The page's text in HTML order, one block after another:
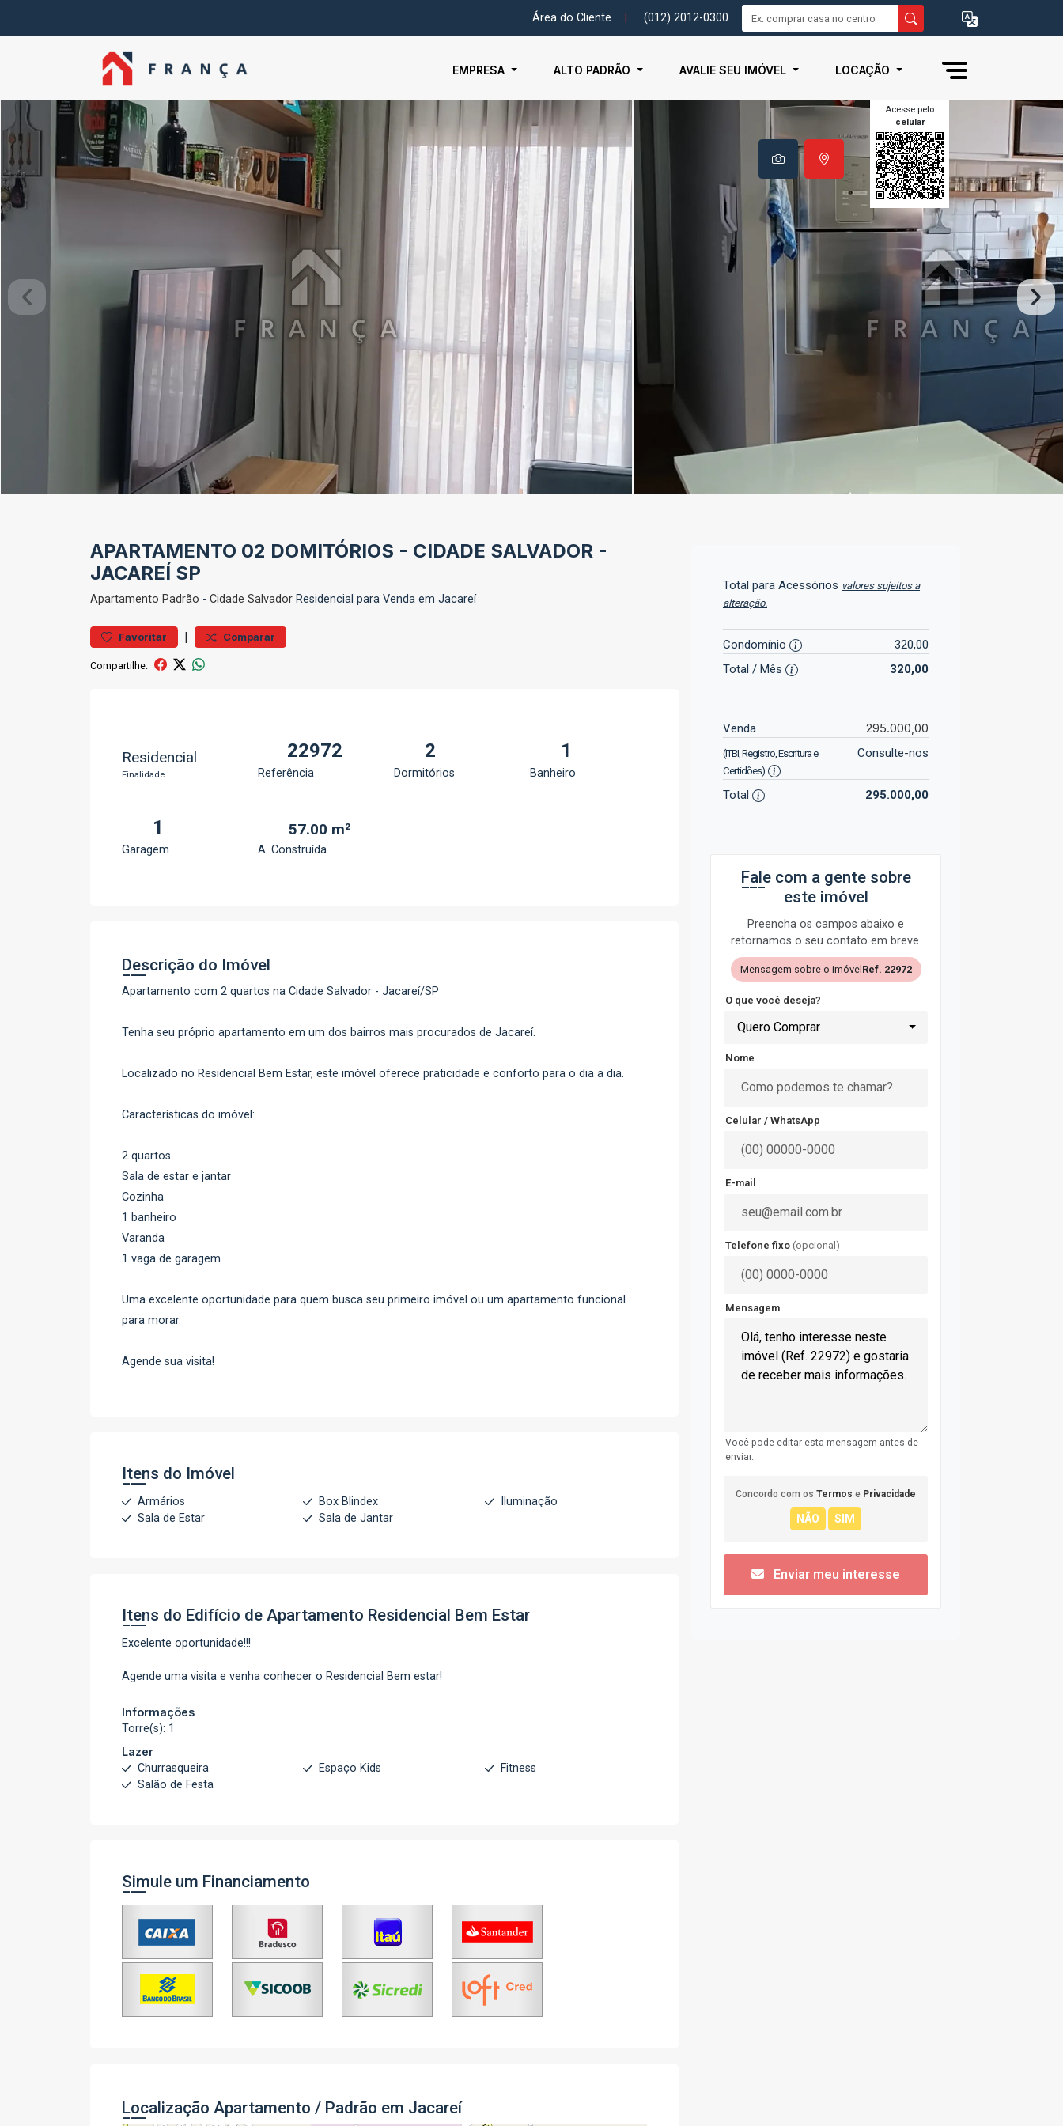
Área do Cliente (012) 2012-0300
EMPRESA ALTO PADRÃO AVALIE SEU IMÓVEL LOCAÇÃO
Acesse pelo
celular
APARTAMENTO 02 DOMITÓRIOS - CIDADE SALVADOR -
JACAREÍ SP
Apartamento Padrão - Cidade Salvador Residencial para Venda em Jacareí
Favoritar | Comparar
Compartilhe:
Residencial
Finalidade
22972
Referência
2
Dormitórios
1
Banheiro
1
Garagem
57.00 m²
A. Construída
Descrição do Imóvel
Apartamento com 2 quartos na Cidade Salvador - Jacareí/SP
Tenha seu próprio apartamento em um dos bairros mais procurados de Jacareí.
Localizado no Residencial Bem Estar, este imóvel oferece praticidade e conforto para o dia a dia.
Características do imóvel:
2 quartos
Sala de estar e jantar
Cozinha
1 banheiro
Varanda
1 vaga de garagem
Uma excelente oportunidade para quem busca seu primeiro imóvel ou um apartamento funcional
para morar.
Agende sua visita!
Itens do Imóvel
Armários Box Blindex
Iluminação
Sala de Estar
Sala de Jantar
Itens do Edifício de Apartamento Residencial Bem Estar
Excelente oportunidade!!!
Agende uma visita e venha conhecer o Residencial Bem estar!
Informações
Torre(s): 1
Lazer
Churrasqueira
Espaço Kids
Fitness
Salão de Festa
Simule um Financiamento
Localização Apartamento / Padrão em Jacareí
Total para Acessórios valores sujeitos a
alteração.
Condomínio
320,00
Total / Mês
320,00
Venda 295.000,00
(ITBI, Registro, Escritura e
Certidões)
Consulte-nos
Total 295.000,00
Fale com a gente sobre
este imóvel
Preencha os campos abaixo e
retornamos o seu contato em breve.
Mensagem sobre o imóvel Ref. 22972
O que você deseja?
Quero Comprar
Nome
Celular / WhatsApp
E-mail
Telefone fixo (opcional)
Mensagem
Você pode editar esta mensagem antes de
enviar.
Concordo com os Termos e Privacidade
Enviar meu interesse